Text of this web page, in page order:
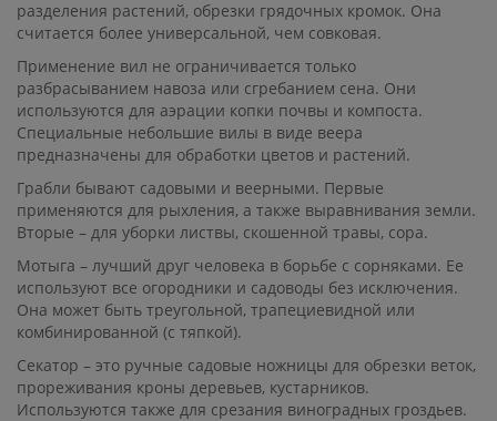
разделения растений, обрезки грядочных кромок. Она
считается более универсальной, чем совковая.
Применение вил не ограничивается только
разбрасыванием навоза или сгребанием сена. Они
используются для аэрации копки почвы и компоста.
Специальные небольшие вилы в виде веера
предназначены для обработки цветов и растений.
Грабли бывают садовыми и веерными. Первые
применяются для рыхления, а также выравнивания земли.
Вторые – для уборки листвы, скошенной травы, сора.
Мотыга – лучший друг человека в борьбе с сорняками. Ее
используют все огородники и садоводы без исключения.
Она может быть треугольной, трапециевидной или
комбинированной (с тяпкой).
Секатор – это ручные садовые ножницы для обрезки веток,
прореживания кроны деревьев, кустарников.
Используются также для срезания виноградных гроздьев.